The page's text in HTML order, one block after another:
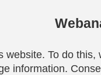
To do
information.